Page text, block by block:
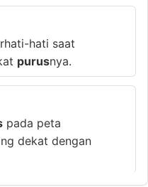
hati saat
purusnya.
pada peta
dekat dengan